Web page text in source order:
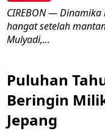
CIREBON —
hangat setelah
Mulyadi,...
Puluhan
Beringin
Jepang